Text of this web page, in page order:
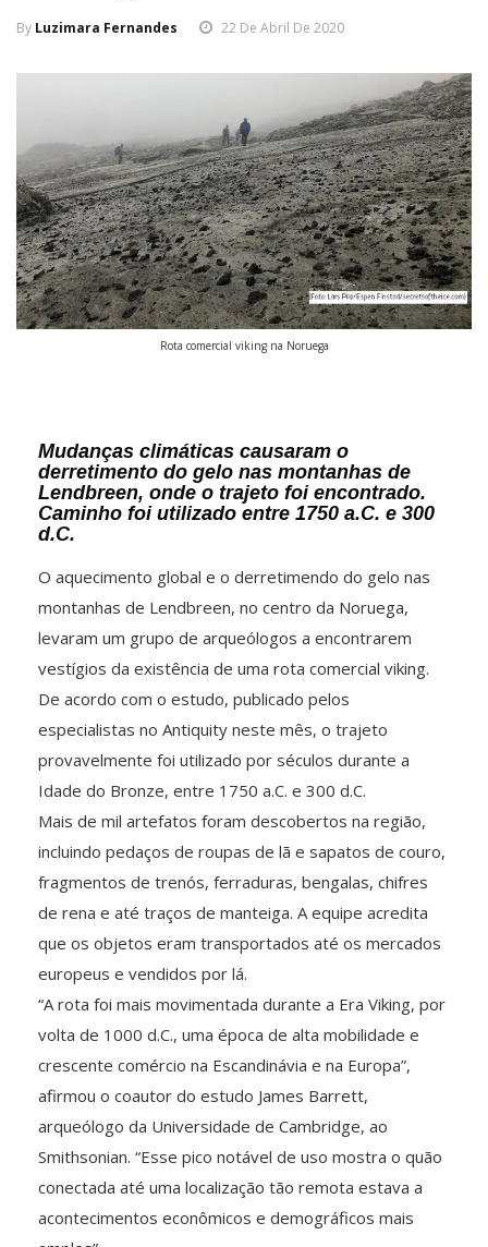
By Luzimara Fernandes 22 De Abril De 2020
Rota comercial viking na Noruega
Mudanças climáticas causaram o
derretimento do gelo nas montanhas de
Lendbreen, onde o trajeto foi encontrado.
Caminho foi utilizado entre 1750 a.C. e 300
d.C.
O aquecimento global e o derretimendo do gelo nas
montanhas de Lendbreen, no centro da Noruega,
levaram um grupo de arqueólogos a encontrarem
vestígios da existência de uma rota comercial viking.
De acordo com o estudo, publicado pelos
especialistas no Antiquity neste mês, o trajeto
provavelmente foi utilizado por séculos durante a
Idade do Bronze, entre 1750 a.C. e 300 d.C.
Mais de mil artefatos foram descobertos na região,
incluindo pedaços de roupas de lã e sapatos de couro,
fragmentos de trenós, ferraduras, bengalas, chifres
de rena e até traços de manteiga. A equipe acredita
que os objetos eram transportados até os mercados
europeus e vendidos por lá.
“A rota foi mais movimentada durante a Era Viking, por
volta de 1000 d.C., uma época de alta mobilidade e
crescente comércio na Escandinávia e na Europa”,
afirmou o coautor do estudo James Barrett,
arqueólogo da Universidade de Cambridge, ao
Smithsonian. “Esse pico notável de uso mostra o quão
conectada até uma localização tão remota estava a
acontecimentos econômicos e demográficos mais